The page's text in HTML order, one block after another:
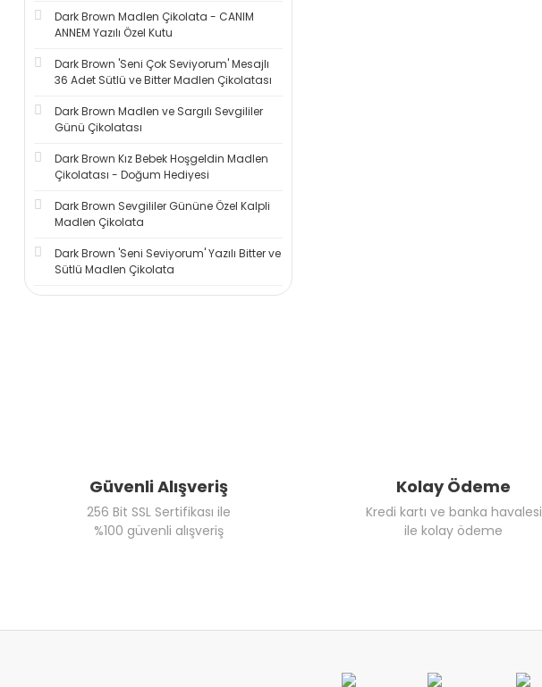
Dark Brown Madlen Çikolata - CANIM
ANNEM Yazılı Özel Kutu
Dark Brown 'Seni Çok Seviyorum' Mesajlı
36 Adet Sütlü ve Bitter Madlen Çikolatası
Dark Brown Madlen ve Sargılı Sevgililer
Günü Çikolatası
Dark Brown Kız Bebek Hoşgeldin Madlen
Çikolatası - Doğum Hediyesi
Dark Brown Sevgililer Gününe Özel Kalpli
Madlen Çikolata
Dark Brown 'Seni Seviyorum' Yazılı Bitter ve
Sütlü Madlen Çikolata
Güvenli Alışveriş
256 Bit SSL Sertifikası ile
%100 güvenli alışveriş
Kolay Ödeme
Kredi kartı ve banka havalesi
ile kolay ödeme